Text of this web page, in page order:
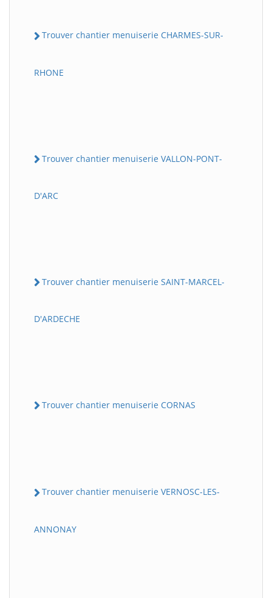
Trouver chantier menuiserie CHARMES-SUR-
RHONE
Trouver chantier menuiserie VALLON-PONT-
D'ARC
Trouver chantier menuiserie SAINT-MARCEL-
D'ARDECHE
Trouver chantier menuiserie CORNAS
Trouver chantier menuiserie VERNOSC-LES-
ANNONAY